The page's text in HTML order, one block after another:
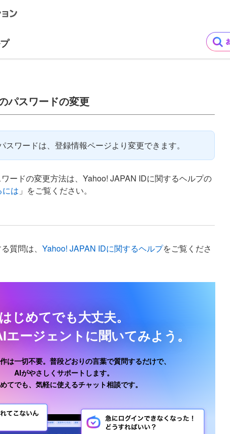
パスワードの変更
スワードは、登録情報ページより変更できます。
ードの変更方法は、Yahoo! JAPAN IDに関するヘルプの
は 」をご覧ください。
質問は、 Yahoo! JAPAN IDに関するヘルプをご覧くださ
はじめてでも大丈夫。
エージェントに聞いてみよう。
は一切不要。普段どおりの言葉で質問するだけで、
AIがやさしくサポートします。
てでも、気軽に使えるチャット相談です。